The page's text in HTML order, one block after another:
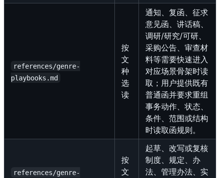
references/genre-
playbooks.md
按
文
种
选
读
通知、复函、征求
意见函、讲话稿、
调研/研究/可研、
采购公告、审查材
料等需要快速进入
对应场景骨架时读
取；用户提供既有
普通函并要求重组
事务动作、状态、
条件、范围或结构
时读取函规则。
references/genre-
按
文
起草、改写或复核
制度、规定、办
法、管理办法、实